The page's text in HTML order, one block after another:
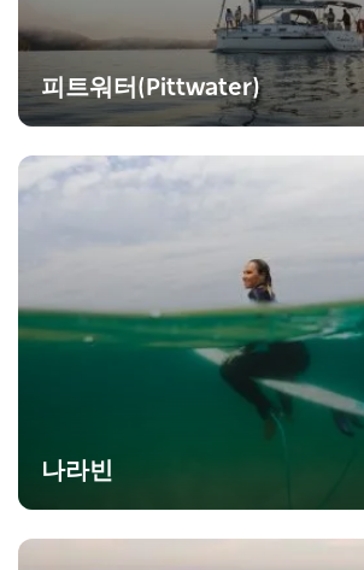
피트워터(Pittwater)
나라빈